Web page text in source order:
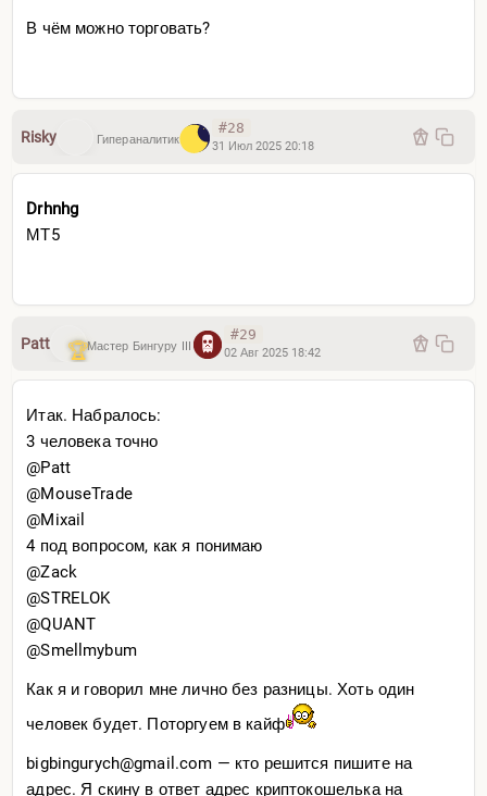
В чём можно торговать?
Risky Гипераналитик
#28
31 Июл 2025 20:18
Drhnhg
МТ5
Patt Мастер Бингуру III
#29
02 Авг 2025 18:42
Итак. Набралось:
3 человека точно
@Patt
@MouseTrade
@Mixail
4 под вопросом, как я понимаю
@Zack
@STRELOK
@QUANT
@Smellmybum
Как я и говорил мне лично без разницы. Хоть один
человек будет. Поторгуем в кайф
bigbingurych@gmail.com — кто решится пишите на
адрес. Я скину в ответ адрес криптокошелька на